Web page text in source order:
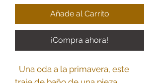
Añade al Carrito
¡Compra ahora!
Una oda a la primavera, este